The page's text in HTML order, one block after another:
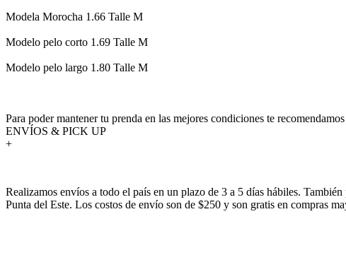
Modela Morocha 1.66 Talle M
Modelo pelo corto 1.69 Talle M
Modelo pelo largo 1.80 Talle M
Para poder mantener tu prenda en las mejores condiciones te
ENVÍOS & PICK UP
+
Realizamos envíos a todo el país en un plazo de 3 a 5 días hábiles.
Punta del Este. Los costos de envío son de $250 y son gratis en compras